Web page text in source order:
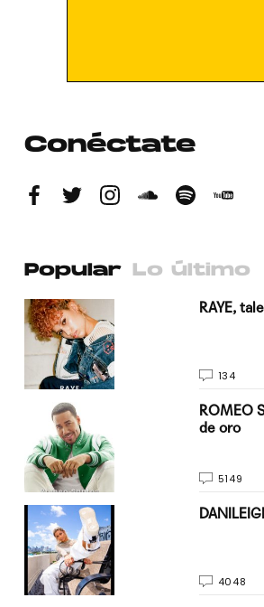
Conéctate
Popular Lo último
RAYE,
134
ROMEO
de oro
5149
4048